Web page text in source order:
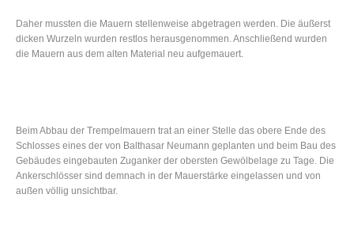
Daher mussten die Mauern stellenweise abgetragen werden. Die äußerst
dicken Wurzeln wurden restlos herausgenommen. Anschließend wurden
die Mauern aus dem alten Material neu aufgemauert.
Beim Abbau der Trempelmauern trat an einer Stelle das obere Ende des
Schlosses eines der von Balthasar Neumann geplanten und beim Bau des
Gebäudes eingebauten Zuganker der obersten Gewölbelage zu Tage. Die
Ankerschlösser sind demnach in der Mauerstärke eingelassen und von
außen völlig unsichtbar.